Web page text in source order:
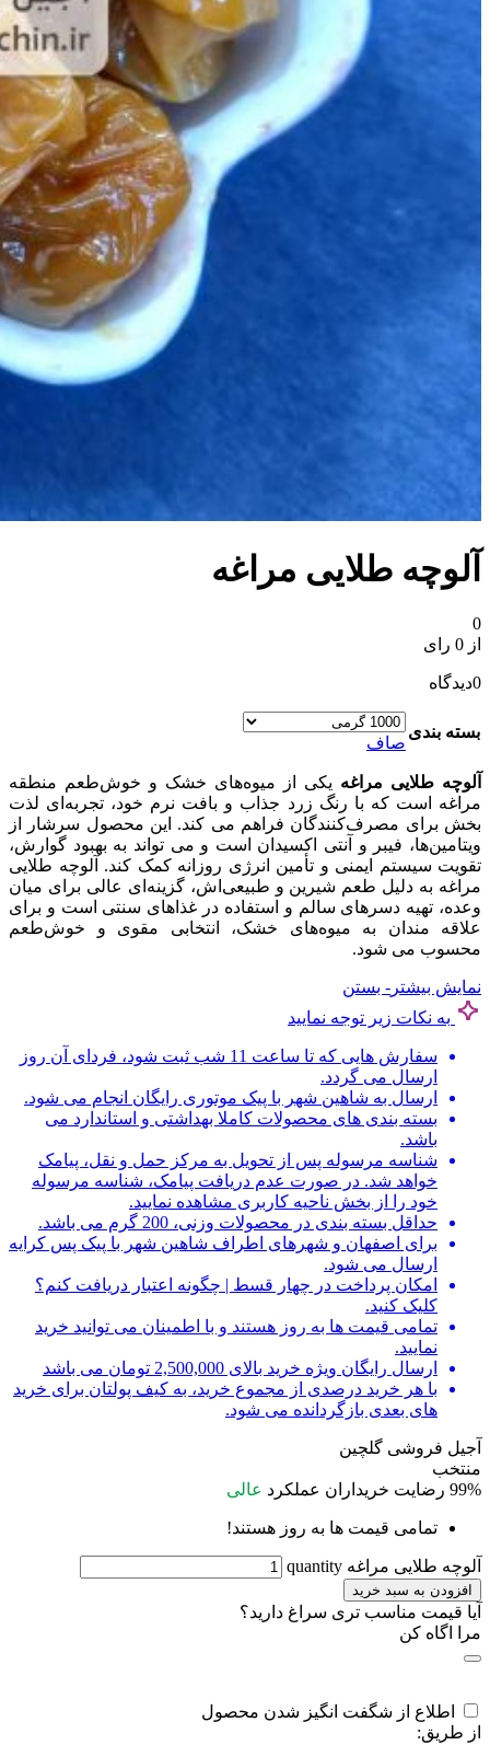
آلوچه طلایی مراغه
0
از 0 رای
0دیدگاه
بسته بندی
صاف
آلوچه طلایی مراغه یکی از میوه‌های خشک و خوش‌طعم منطقه
مراغه است که با رنگ زرد جذاب و بافت نرم خود، تجربه‌ای لذت‌
بخش برای مصرف‌کنندگان فراهم می‌ کند. این محصول سرشار از
ویتامین‌ها، فیبر و آنتی‌ اکسیدان است و می‌ تواند به بهبود گوارش،
تقویت سیستم ایمنی و تأمین انرژی روزانه کمک کند. آلوچه طلایی
مراغه به دلیل طعم شیرین و طبیعی‌اش، گزینه‌ای عالی برای میان‌
وعده، تهیه دسرهای سالم و استفاده در غذاهای سنتی است و برای
علاقه‌ مندان به میوه‌های خشک، انتخابی مقوی و خوش‌طعم
محسوب می‌ شود.
نمایش بیشتر - بستن
به نکات زیر توجه نمایید
سفارش هایی که تا ساعت 11 شب ثبت شود، فردای آن روز
ارسال می گردد.
ارسال به شاهین شهر با پیک موتوری رایگان انجام می شود.
بسته بندی های محصولات کاملا بهداشتی و استاندارد می
باشد.
شناسه مرسوله پس از تحویل به مرکز حمل و نقل، پیامک
خواهد شد. در صورت عدم دریافت پیامک، شناسه مرسوله
خود را از بخش ناحیه کاربری مشاهده نمایید.
حداقل بسته بندی در محصولات وزنی، 200 گرم می باشد.
برای اصفهان و شهرهای اطراف شاهین شهر با پیک پس کرایه
ارسال می شود.
امکان پرداخت در چهار قسط | چگونه اعتبار دریافت کنم؟
کلیک کنید.
تمامی قیمت ها به روز هستند و با اطمینان می توانید خرید
نمایید.
ارسال رایگان ویژه خرید بالای 2,500,000 تومان می باشد
با هر خرید درصدی از مجموع خرید، به کیف پولتان برای خرید
های بعدی بازگردانده می شود.
آجیل فروشی گلچین
منتخب
99% رضایت خریداران عملکرد عالی
تمامی قیمت ها به روز هستند!
آلوچه طلایی مراغه quantity
افزودن به سبد خرید
آیا قیمت مناسب تری سراغ دارید؟
مرا اگاه کن
اطلاع از شگفت انگیز شدن محصول
از طریق: